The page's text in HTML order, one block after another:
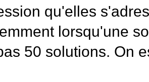
qu'elles
lorsqu'une
50 solutions. On